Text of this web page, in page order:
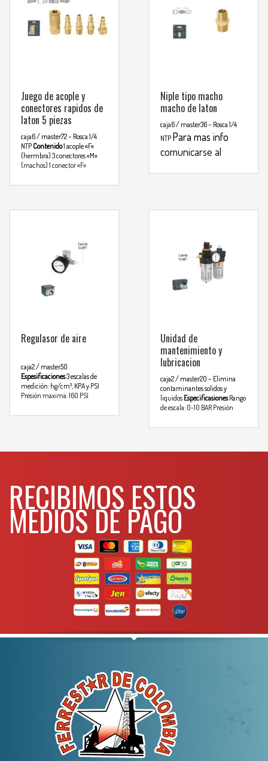
Juego de acople y
conectores rapidos de
laton 5 piezas
caja6 / master72– Rosca 1/4
NTP Contenido1 acople «F»
(hermbra) 3 conectores «M»
(machos) 1 conector «F»
Niple tipo macho
macho de laton
caja6 / master36– Rosca 1/4
NTP Para mas info
comunicarse al
Regulasor de aire
caja2 / master50
Espesificaciones3 escalas de
medición: hg/cm³, KPA y PSI
Presión maxima: 160 PSI
Unidad de
mantenimiento y
lubricacion
caja2 / master20 – Elimina
contaminantes solidos y
liquidos Especificasiones Rango
de escala: 0-10 BAR Presión
WHATSAPP
RECIBIMOS ESTOS
MEDIOS DE PAGO